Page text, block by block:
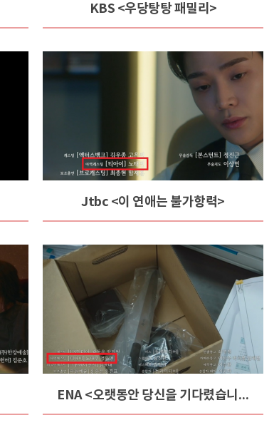
KBS <우당탕탕 패밀리>
Jtbc <이 연애는 불가항력>
ENA <오랫동안 당신을 기다렸습니다>